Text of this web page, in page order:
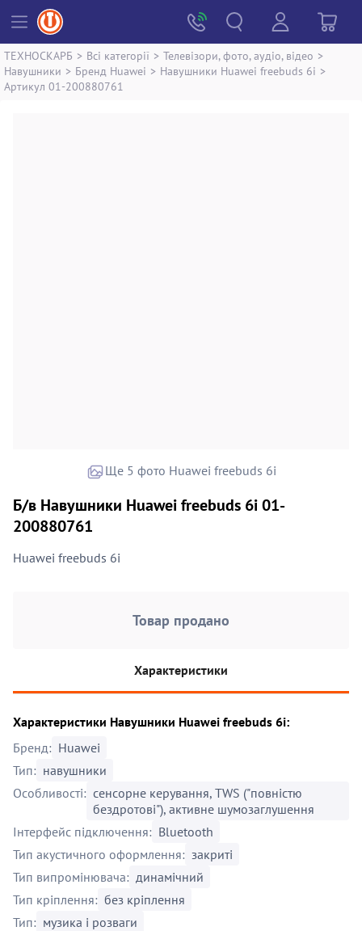
ТЕХНОСКАРБ > Всі категорії > Телевізори, фото, аудіо, відео >
Навушники > Бренд Huawei > Навушники Huawei freebuds 6i >
Артикул 01-200880761
Ще 5 фото Huawei freebuds 6i
Б/в Навушники Huawei freebuds 6i 01-
200880761
Huawei freebuds 6i
Товар продано
Характеристики
Характеристики Навушники Huawei freebuds 6i:
Бренд: Huawei
Тип: навушники
Особливості: сенсорне керування, TWS ("повністю
бездротові"), активне шумозаглушення
Інтерфейс підключення: Bluetooth
Тип акустичного оформлення: закриті
Тип випромінювача: динамічний
Тип кріплення: без кріплення
Тип: музика і розваги